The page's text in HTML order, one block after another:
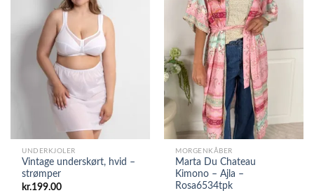
UNDERKJOLER
Vintage underskørt, hvid –
strømper
kr.199.00
MORGENKÅBER
Marta Du Chateau
Kimono – Ajla –
Rosa6534tpk